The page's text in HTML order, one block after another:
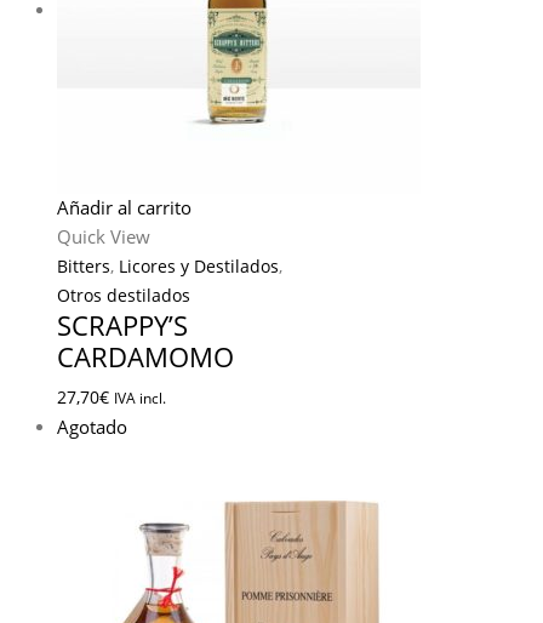
Añadir al carrito
Quick View
Bitters, Licores y Destilados,
Otros destilados
SCRAPPY’S
CARDAMOMO
27,70€ IVA incl.
Agotado